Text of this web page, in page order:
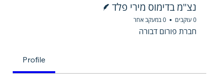
נצ"מ בדימוס מירי פלד
0 עוקבים 0 במעקב אחר
חברת פורום דבורה
Profile